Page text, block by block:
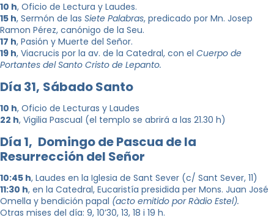
10 h, Oficio de Lectura y Laudes.
15 h, Sermón de las Siete Palabras, predicado por Mn. Josep
Ramon Pérez, canónigo de la Seu.
17 h, Pasión y Muerte del Señor.
19 h, Viacrucis por la av. de la Catedral, con el Cuerpo de
Portantes del Santo Cristo de Lepanto.
Día 31, Sábado Santo
10 h, Oficio de Lecturas y Laudes
22 h, Vigilia Pascual (el templo se abrirá a las 21.30 h)
Día 1, Domingo de Pascua de la
Resurrección del Señor
10:45 h, Laudes en la Iglesia de Sant Sever (c/ Sant Sever, 11)
11:30 h, en la Catedral, Eucaristía presidida per Mons. Juan José
Omella y bendición papal (acto emitido por Ràdio Estel).
Otras mises del día: 9, 10’30, 13, 18 i 19 h.